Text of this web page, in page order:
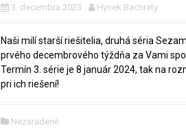
3. decembra 2023 Hynek Bachraty
Naši milí starší riešitelia, druhá séria
prvého decembrového týždňa za Vami
Termín 3. série je 8 január 2024, tak na
pri ich riešení!
Nezaradené